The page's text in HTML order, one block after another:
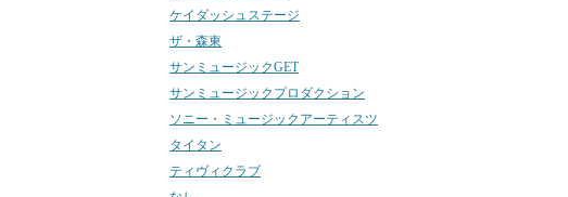
ケイダッシュステージ
ザ・森東
サンミュージックGET
サンミュージックプロダクション
ソニー・ミュージックアーティスツ
タイタン
ティヴィクラブ